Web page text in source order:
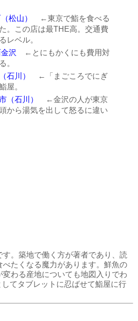
松山）
←東京で鮨を食べる
。この店は最THE高。交通費
レベル。
沢 ←とにもかくにも費用対
。
石川）
←「まごころでにぎ
屋。
（石川）
←金沢の人が東京
から湯気を出して怒るに違い
す。築地で働く方が著者であり、読
べたくなる魔力があります。鮮魚の
わる産地についても地図入りでわ
てタブレットに忍ばせて鮨屋に行